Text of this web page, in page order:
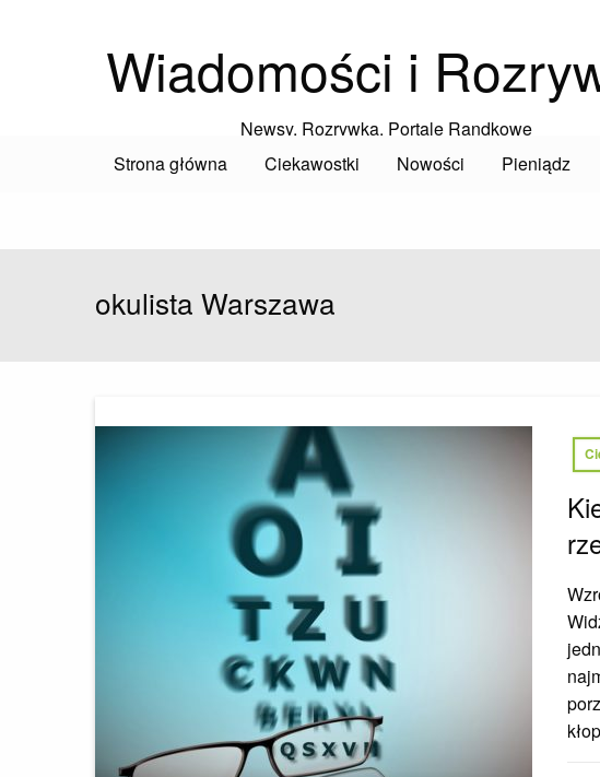
Wiadomości i
Newsy, Rozrywka, Portale Randkowe
Strona główna
Ciekawostki Nowości Pieniądz
okulista Warszawa